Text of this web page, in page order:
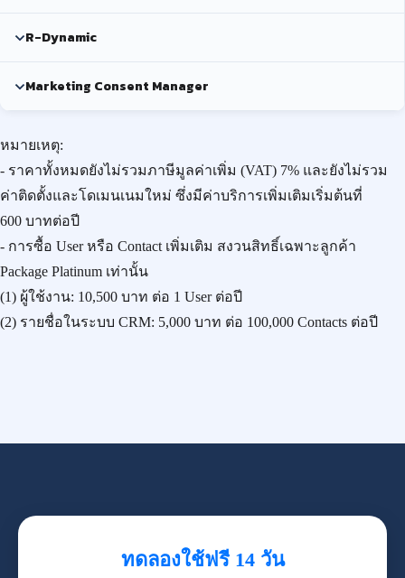
R-Dynamic
Marketing Consent Manager
หมายเหตุ:
- ราคาทั้งหมดยังไม่รวมภาษีมูลค่าเพิ่ม (VAT) 7% และยังไม่รวม
ค่าติดตั้งและโดเมนเนมใหม่ ซึ่งมีค่าบริการเพิ่มเติมเริ่มต้นที่
600 บาทต่อปี
- การซื้อ User หรือ Contact เพิ่มเติม สงวนสิทธิ์เฉพาะลูกค้า
Package Platinum เท่านั้น
(1) ผู้ใช้งาน: 10,500 บาท ต่อ 1 User ต่อปี
(2) รายชื่อในระบบ CRM: 5,000 บาท ต่อ 100,000 Contacts ต่อปี
ทดลองใช้ฟรี 14 วัน